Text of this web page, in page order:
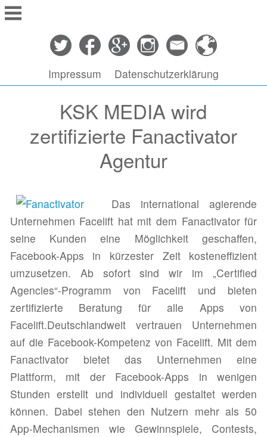
Springe
zu
Impressum Datenschutzerklärung
KSK MEDIA wird
zertifizierte Fanactivator
Agentur
Das international agierende
Unternehmen Facelift hat mit dem Fanactivator für
seine Kunden eine Möglichkeit geschaffen,
Facebook-Apps in kürzester Zeit kosteneffizient
umzusetzen. Ab sofort sind wir im „Certified
Agencies“-Programm von Facelift und bieten
zertifizierte Beratung für alle Apps von
Facelift.Deutschlandweit vertrauen Unternehmen
auf die Facebook-Kompetenz von Facelift. Mit dem
Fanactivator bietet das Unternehmen eine
Plattform, mit der Facebook-Apps in wenigen
Stunden erstellt und individuell gestaltet werden
können. Dabei stehen den Nutzern mehr als 50
App-Mechanismen wie Gewinnspiele, Contests,